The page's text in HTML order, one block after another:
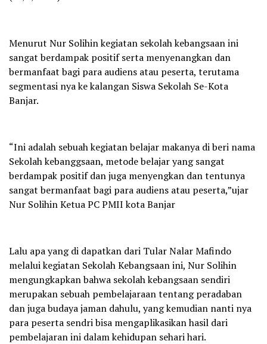
Menurut Nur Solihin kegiatan sekolah kebangsaan ini
sangat berdampak positif serta menyenangkan dan
bermanfaat bagi para audiens atau peserta, terutama
segmentasi nya ke kalangan Siswa Sekolah Se-Kota
Banjar.
“Ini adalah sebuah kegiatan belajar makanya di beri nama
Sekolah kebanggsaan, metode belajar yang sangat
berdampak positif dan juga menyengkan dan tentunya
sangat bermanfaat bagi para audiens atau peserta,”ujar
Nur Solihin Ketua PC PMII kota Banjar
Lalu apa yang di dapatkan dari Tular Nalar Mafindo
melalui kegiatan Sekolah Kebangsaan ini, Nur Solihin
mengungkapkan bahwa sekolah kebangsaan sendiri
merupakan sebuah pembelajaraan tentang peradaban
dan juga budaya jaman dahulu, yang kemudian nanti nya
para peserta sendri bisa mengaplikasikan hasil dari
pembelajaran ini dalam kehidupan sehari hari.